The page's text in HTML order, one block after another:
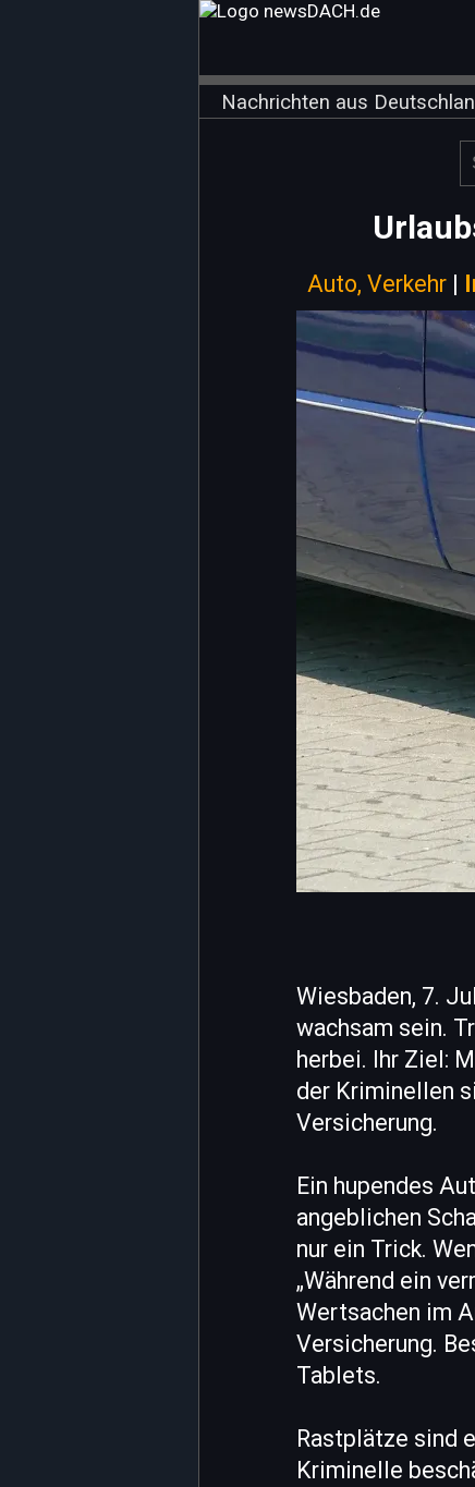
Nachrichten aus
Auto, Verkehr |
Wiesbaden, 7.
wachsam sein.
herbei. Ihr Ziel:
der Kriminellen
Versicherung.
Ein hupendes
angeblichen
nur ein Trick.
„Während ein
Wertsachen im
Versicherung.
Tablets.
Rastplätze sind
Kriminelle